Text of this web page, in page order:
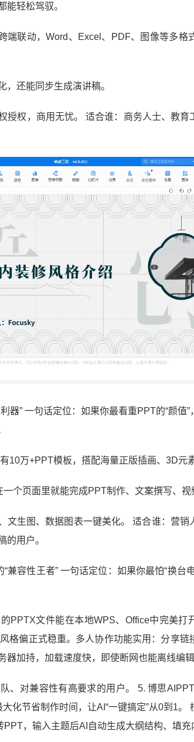
能轻松驾驭。
端联动，Word、Excel、PDF、图像等多格
，还能同步生成演讲稿。
权，商用无忧。 适合谁：商务人士、教育
器” 一句话定位：如果你最看重PPT的“颜值
10万+PPT模板，搭配海量正版插画、3D元
个页面里就能完成PPT制作、文案撰写、视
文生图、数据图表一键美化。 适合谁：营销
的用户。
兼容性王者” 一句话定位：如果你最怕“换台
PPTX文件能在本地WPS、Office中完美打
格偏正式稳重。多人协作功能实用：分享链
器加持，加载速度快，即使断网也能离线编辑
、对兼容性有高要求的用户。 5. 博思
化节省制作时间，让AI“一键搞定”从0到1。
，输入主题后AI自动生成大纲结构、填充